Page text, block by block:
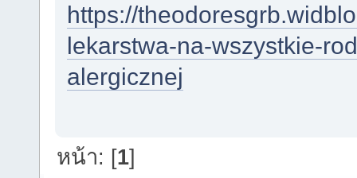
https://
lekarstwa-na-wszystkie-
alergicznej
หน้า: [1]